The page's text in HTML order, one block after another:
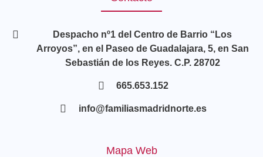
Despacho nº1 del Centro de Barrio “Los
Arroyos”, en el Paseo de Guadalajara, 5, en San
Sebastián de los Reyes. C.P. 28702
665.653.152
info@familiasmadridnorte.es
Mapa Web